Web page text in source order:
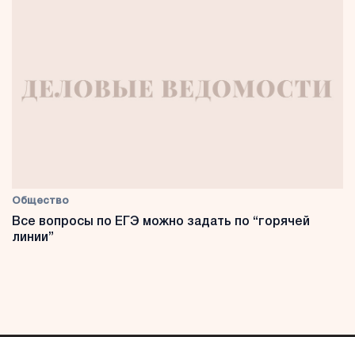
Общество
Все вопросы по ЕГЭ можно задать по “горячей
линии”